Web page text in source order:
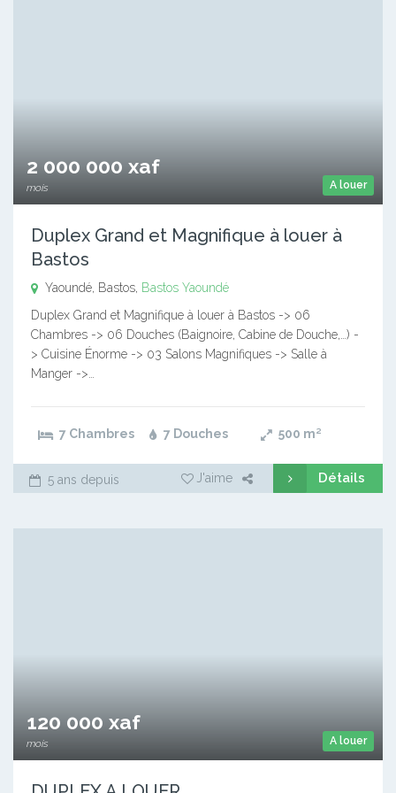
A louer
2 000 000 xaf
mois
Duplex Grand et Magnifique à louer à
Bastos
Yaoundé, Bastos, Bastos Yaoundé
Duplex Grand et Magnifique à louer à Bastos -> 06
Chambres -> 06 Douches (Baignoire, Cabine de Douche,…) -
> Cuisine Énorme -> 03 Salons Magnifiques -> Salle à
Manger ->…
7 Chambres 7 Douches 500 m²
5 ans depuis J'aime Détails
A louer
120 000 xaf
mois